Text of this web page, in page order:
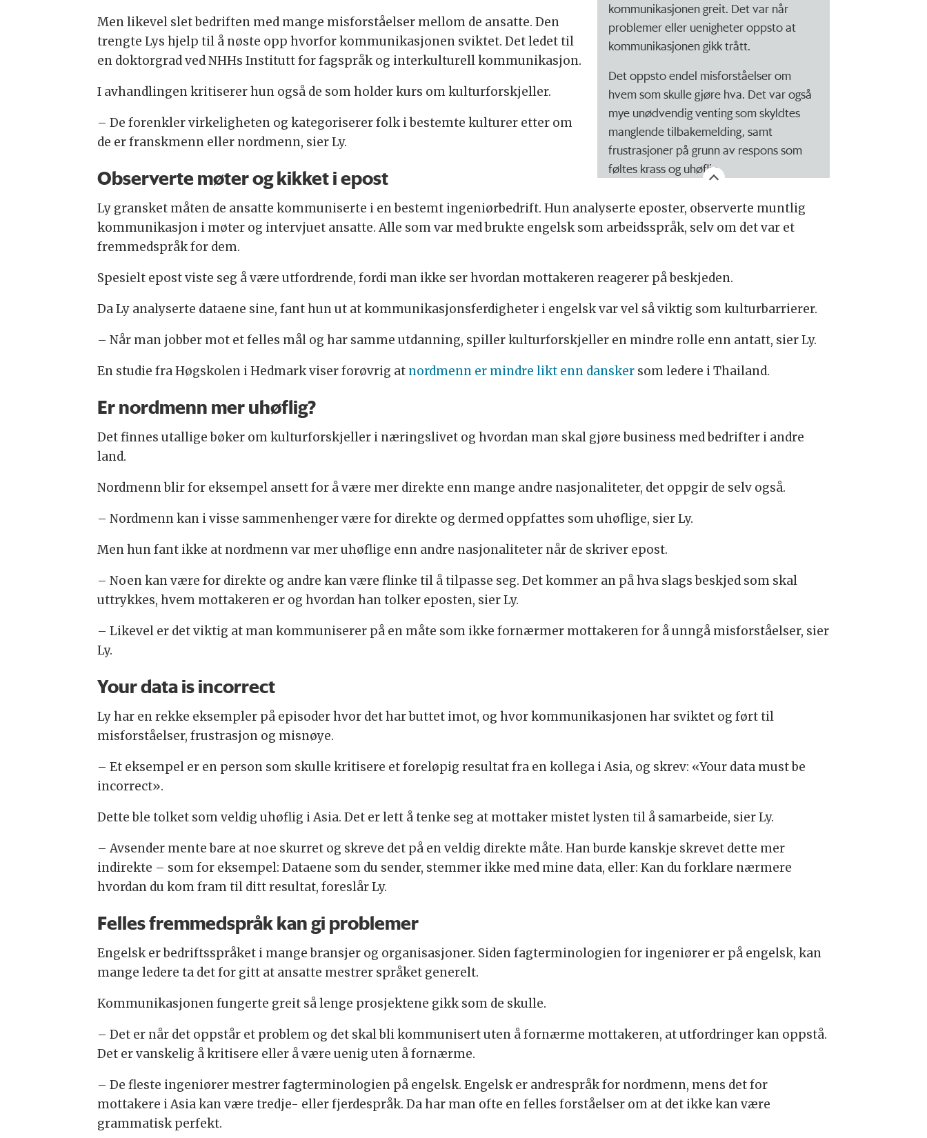
kommunikasjonen greit. Det var når
problemer eller uenigheter oppsto at
kommunikasjonen gikk trått.
Det oppsto endel misforståelser om
hvem som skulle gjøre hva. Det var også
mye unødvendig venting som skyldtes
manglende tilbakemelding, samt
frustrasjoner på grunn av respons som
føltes krass og uhøflig.
Men likevel slet bedriften med mange misforståelser mellom de ansatte. Den
trengte Lys hjelp til å nøste opp hvorfor kommunikasjonen sviktet. Det ledet til
en doktorgrad ved NHHs Institutt for fagspråk og interkulturell kommunikasjon.
I avhandlingen kritiserer hun også de som holder kurs om kulturforskjeller.
– De forenkler virkeligheten og kategoriserer folk i bestemte kulturer etter om
de er franskmenn eller nordmenn, sier Ly.
Observerte møter og kikket i epost
Ly gransket måten de ansatte kommuniserte i en bestemt ingeniørbedrift. Hun analyserte eposter, observerte muntlig
kommunikasjon i møter og intervjuet ansatte. Alle som var med brukte engelsk som arbeidsspråk, selv om det var et
fremmedspråk for dem.
Spesielt epost viste seg å være utfordrende, fordi man ikke ser hvordan mottakeren reagerer på beskjeden.
Da Ly analyserte dataene sine, fant hun ut at kommunikasjonsferdigheter i engelsk var vel så viktig som kulturbarrierer.
– Når man jobber mot et felles mål og har samme utdanning, spiller kulturforskjeller en mindre rolle enn antatt, sier Ly.
En studie fra Høgskolen i Hedmark viser forøvrig at nordmenn er mindre likt enn danskersom ledere i Thailand.
Er nordmenn mer uhøflig?
Det finnes utallige bøker om kulturforskjeller i næringslivet og hvordan man skal gjøre business med bedrifter i andre
land.
Nordmenn blir for eksempel ansett for å være mer direkte enn mange andre nasjonaliteter, det oppgir de selv også.
– Nordmenn kan i visse sammenhenger være for direkte og dermed oppfattes som uhøflige, sier Ly.
Men hun fant ikke at nordmenn var mer uhøflige enn andre nasjonaliteter når de skriver epost.
– Noen kan være for direkte og andre kan være flinke til å tilpasse seg. Det kommer an på hva slags beskjed som skal
uttrykkes, hvem mottakeren er og hvordan han tolker eposten, sier Ly.
– Likevel er det viktig at man kommuniserer på en måte som ikke fornærmer mottakeren for å unngå misforståelser, sier
Ly.
Your data is incorrect
Ly har en rekke eksempler på episoder hvor det har buttet imot, og hvor kommunikasjonen har sviktet og ført til
misforståelser, frustrasjon og misnøye.
– Et eksempel er en person som skulle kritisere et foreløpig resultat fra en kollega i Asia, og skrev: «Your data must be
incorrect».
Dette ble tolket som veldig uhøflig i Asia. Det er lett å tenke seg at mottaker mistet lysten til å samarbeide, sier Ly.
– Avsender mente bare at noe skurret og skreve det på en veldig direkte måte. Han burde kanskje skrevet dette mer
indirekte – som for eksempel: Dataene som du sender, stemmer ikke med mine data, eller: Kan du forklare nærmere
hvordan du kom fram til ditt resultat, foreslår Ly.
Felles fremmedspråk kan gi problemer
Engelsk er bedriftsspråket i mange bransjer og organisasjoner. Siden fagterminologien for ingeniører er på engelsk, kan
mange ledere ta det for gitt at ansatte mestrer språket generelt.
Kommunikasjonen fungerte greit så lenge prosjektene gikk som de skulle.
– Det er når det oppstår et problem og det skal bli kommunisert uten å fornærme mottakeren, at utfordringer kan oppstå.
Det er vanskelig å kritisere eller å være uenig uten å fornærme.
– De fleste ingeniører mestrer fagterminologien på engelsk. Engelsk er andrespråk for nordmenn, mens det for
mottakere i Asia kan være tredje- eller fjerdespråk. Da har man ofte en felles forståelser om at det ikke kan være
grammatisk perfekt.